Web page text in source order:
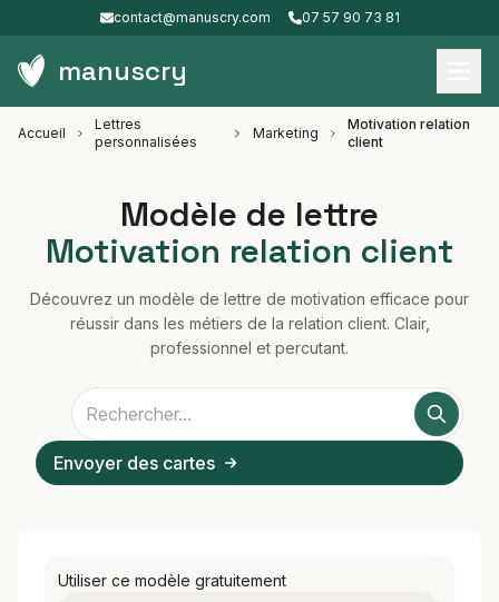
contact@manuscry.com 07 57 90 73 81
manuscry
Accueil
Lettres
personnalisées
Marketing
Motivation relation
client
Modèle de lettre
Motivation relation client
Découvrez un modèle de lettre de motivation efficace pour
réussir dans les métiers de la relation client. Clair,
professionnel et percutant.
Envoyer des cartes
Utiliser ce modèle gratuitement